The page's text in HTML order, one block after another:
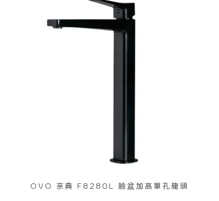
OVO 京典 F8280L 臉盆加高單孔龍頭